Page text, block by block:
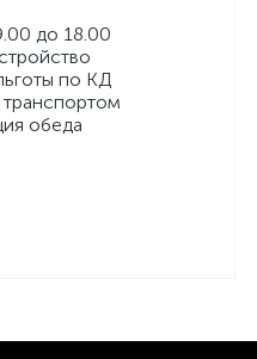
до 18.00
по КД
обеда